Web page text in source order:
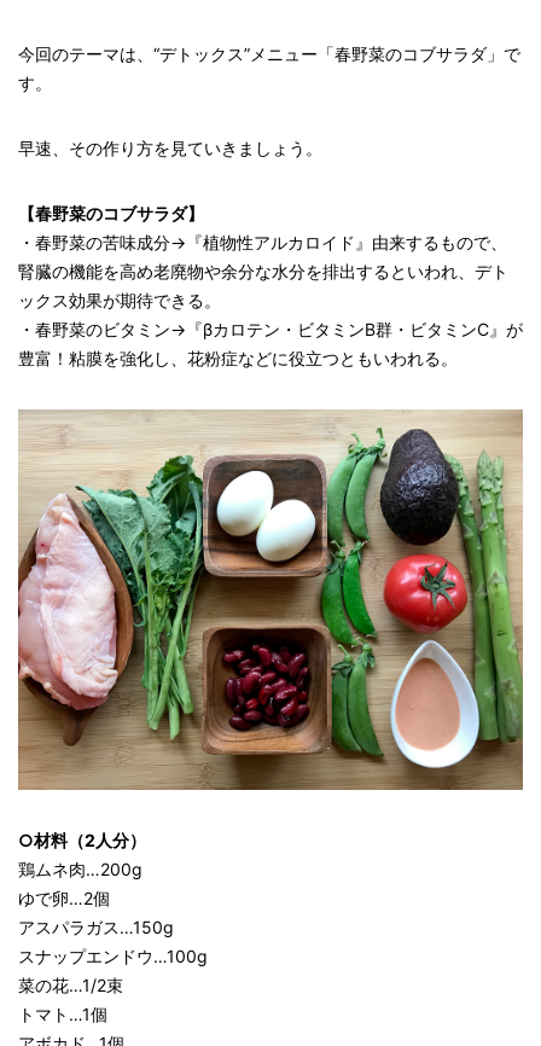
今回のテーマは、“デトックス”メニュー「春野菜のコブサラダ」で
す。
早速、その作り方を見ていきましょう。
【春野菜のコブサラダ】
・春野菜の苦味成分→『植物性アルカロイド』由来するもので、
腎臓の機能を高め老廃物や余分な水分を排出するといわれ、デト
ックス効果が期待できる。
・春野菜のビタミン→『βカロテン・ビタミンB群・ビタミンC』が
豊富！粘膜を強化し、花粉症などに役立つともいわれる。
○材料（2人分）
鶏ムネ肉…200g
ゆで卵…2個
アスパラガス…150g
スナップエンドウ…100g
菜の花…1/2束
トマト…1個